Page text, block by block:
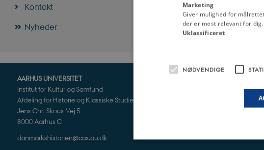
Kontakt
Nyheder
AARHUS UNIVERSITET
Institut for Kultur og Samfund
Afdeling for Historie og Klassiske Studier
Jens Chr. Skous Vej 5
8000 Aarhus C
danmarkshistorien@cas.au.dk
Marketing
Giver mulighed for
der er mest relevant for dig.
Uklassificeret
NØDVENDIGE